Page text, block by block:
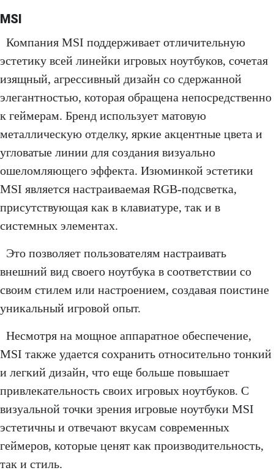
MSI
Компания MSI поддерживает отличительную
эстетику всей линейки игровых ноутбуков, сочетая
изящный, агрессивный дизайн со сдержанной
элегантностью, которая обращена непосредственно
к геймерам. Бренд использует матовую
металлическую отделку, яркие акцентные цвета и
угловатые линии для создания визуально
ошеломляющего эффекта. Изюминкой эстетики
MSI является настраиваемая RGB-подсветка,
присутствующая как в клавиатуре, так и в
системных элементах.
Это позволяет пользователям настраивать
внешний вид своего ноутбука в соответствии со
своим стилем или настроением, создавая поистине
уникальный игровой опыт.
Несмотря на мощное аппаратное обеспечение,
MSI также удается сохранить относительно тонкий
и легкий дизайн, что еще больше повышает
привлекательность своих игровых ноутбуков. С
визуальной точки зрения игровые ноутбуки MSI
эстетичны и отвечают вкусам современных
геймеров, которые ценят как производительность,
так и стиль.